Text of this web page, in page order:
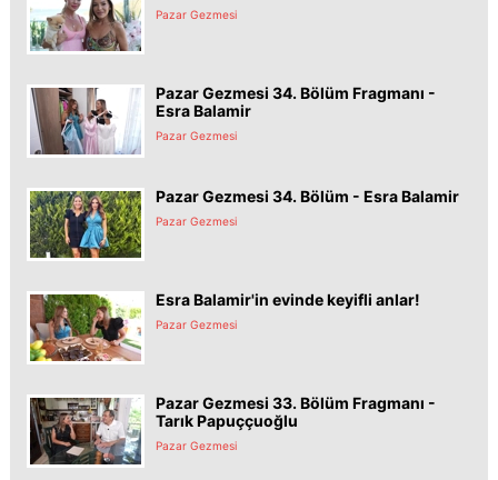
Pazar Gezmesi
Pazar Gezmesi 34. Bölüm Fragmanı -
Esra Balamir
Pazar Gezmesi
Pazar Gezmesi 34. Bölüm - Esra Balamir
Pazar Gezmesi
Esra Balamir'in evinde keyifli anlar!
Pazar Gezmesi
Pazar Gezmesi 33. Bölüm Fragmanı -
Tarık Papuççuoğlu
Pazar Gezmesi